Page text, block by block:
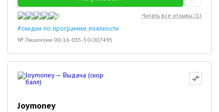
5 Читать все отзывы (1)
#скидки по программе лоялности
№ Лицензии 00-16-035-50-007495
Joymoney